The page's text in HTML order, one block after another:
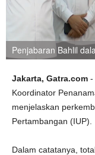
Penjabaran Bahlil
Jakarta, Gatra.com -
Koordinator
menjelaskan
Pertambangan (IUP).
Dalam catatanya,